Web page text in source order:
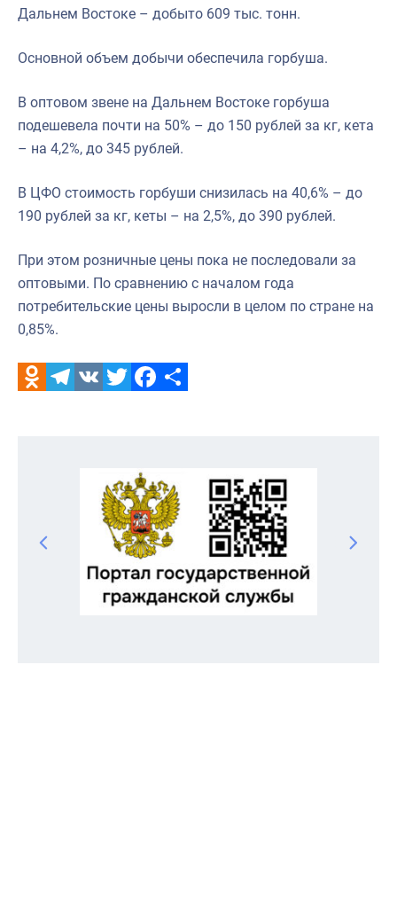
Дальнем Востоке – добыто 609 тыс. тонн.
Основной объем добычи обеспечила горбуша.
В оптовом звене на Дальнем Востоке горбуша
подешевела почти на 50% – до 150 рублей за кг, кета
– на 4,2%, до 345 рублей.
В ЦФО стоимость горбуши снизилась на 40,6% – до
190 рублей за кг, кеты – на 2,5%, до 390 рублей.
При этом розничные цены пока не последовали за
оптовыми. По сравнению с началом года
потребительские цены выросли в целом по стране на
0,85%.